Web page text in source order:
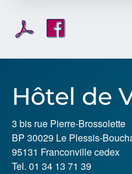
Hôtel de
3 bis rue Pierre-Brossolette
BP 30029 Le Plessis-
95131 Franconville cedex
Tel. 01 34 13 71 39